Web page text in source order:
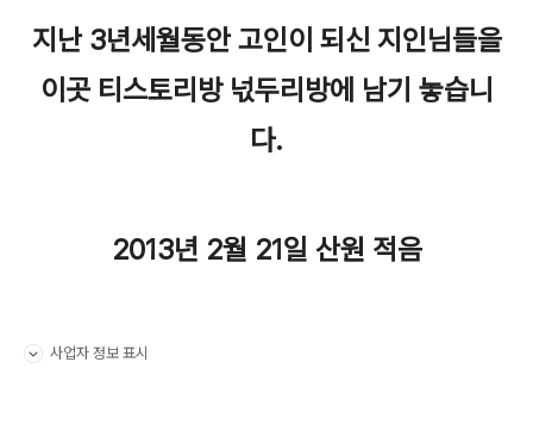
지난 3년세월동안 고인이 되신 지인님들을
이곳 티스토리방 넋두리방에 남기 놓습니
다.
2013년 2월 21일 산원 적음
사업자 정보 표시